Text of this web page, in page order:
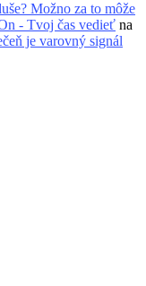
Možno za to môže
- Tvoj čas vedieť na
je varovný signál